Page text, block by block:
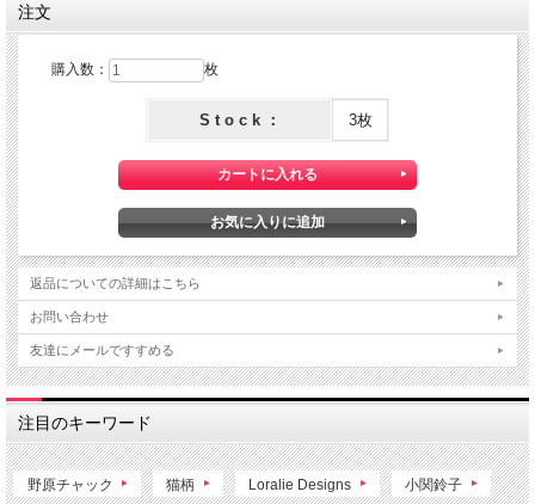
注文
購入数： 枚
S t o c k ： 3枚
返品についての詳細はこちら
お問い合わせ
友達にメールですすめる
注目のキーワード
野原チャック 猫柄 Loralie Designs 小関鈴子